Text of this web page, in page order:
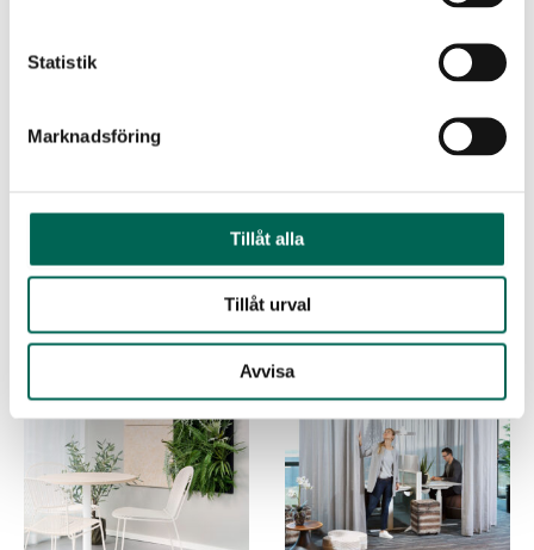
Statistik
Marknadsföring
Tillåt alla
Tillåt urval
Avvisa